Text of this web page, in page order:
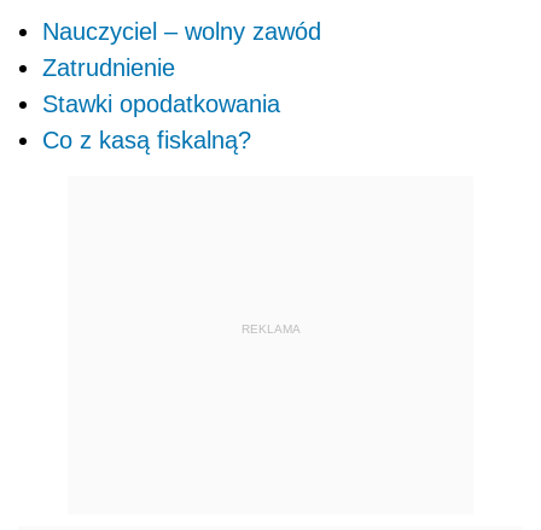
Nauczyciel – wolny zawód
Zatrudnienie
Stawki opodatkowania
Co z kasą fiskalną?
REKLAMA